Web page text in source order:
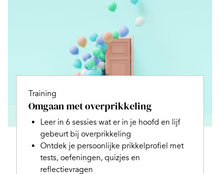
Training
Omgaan met overprikkeling
Leer in 6 sessies wat er in je hoofd en lijf
gebeurt bij overprikkeling
Ontdek je persoonlijke prikkelprofiel met
tests, oefeningen, quizjes en
reflectievragen